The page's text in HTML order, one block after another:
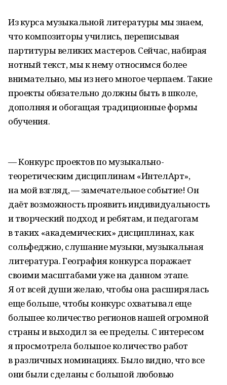
Из курса музыкальной литературы мы знаем,
что композиторы учились, переписывая
партитуры великих мастеров. Сейчас, набирая
нотный текст, мы к нему относимся более
внимательно, мы из него многое черпаем. Такие
проекты обязательно должны быть в школе,
дополняя и обогащая традиционные формы
обучения.
— Конкурс проектов по музыкально-
теоретическим дисциплинам «ИнтелАрт»,
на мой взгляд, — замечательное событие! Он
даёт возможность проявить индивидуальность
и творческий подход и ребятам, и педагогам
в таких «академических» дисциплинах, как
сольфеджио, слушание музыки, музыкальная
литература. География конкурса поражает
своими масштабами уже на данном этапе.
Я от всей души желаю, чтобы она расширялась
еще больше, чтобы конкурс охватывал еще
большее количество регионов нашей огромной
страны и выходил за ее пределы. С интересом
я просмотрела большое количество работ
в различных номинациях. Было видно, что все
они были сделаны с большой любовью